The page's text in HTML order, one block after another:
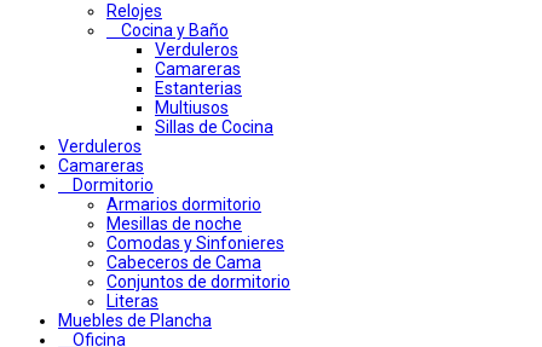
Relojes
Cocina y Baño
Verduleros
Camareras
Estanterias
Multiusos
Sillas de Cocina
Verduleros
Camareras
Dormitorio
Armarios dormitorio
Mesillas de noche
Comodas y Sinfonieres
Cabeceros de Cama
Conjuntos de dormitorio
Literas
Muebles de Plancha
Oficina